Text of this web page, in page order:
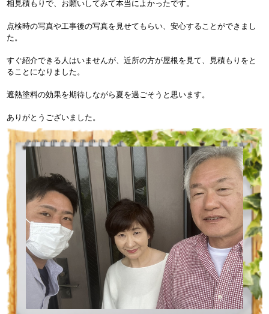
相見積もりで、お願いしてみて本当によかったです。
点検時の写真や工事後の写真を見せてもらい、安心することができまし
た。
すぐ紹介できる人はいませんが、近所の方が屋根を見て、見積もりをと
ることになりました。
遮熱塗料の効果を期待しながら夏を過ごそうと思います。
ありがとうございました。